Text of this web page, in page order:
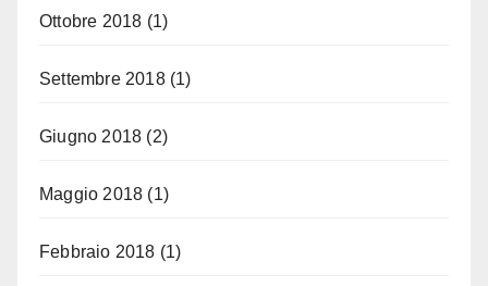
Ottobre 2018 (1)
Settembre 2018(1)
Giugno 2018 (2)
Maggio 2018 (1)
Febbraio 2018 (1)